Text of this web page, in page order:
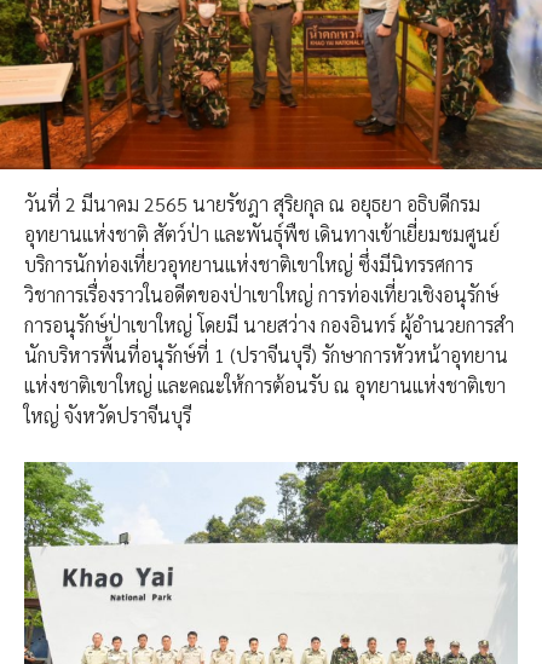
วันที่ 2 มีนาคม​ 2565 นายรัชฎา สุริยกุล ณ อยุธยา​ อธิบดี​กรม​
อุทยาน​แห่งชาติ​ สัตว์ป่า​ และ​พันธุ์พืช​ เดินทางเข้าเยี่ยมชมศูนย์​
บริการ​นัก​ท่องเที่ยว​อุทยาน​แห่งชาติ​เขา​ใหญ่ ซึ่งมีนิทรรศการ​
วิชาการเรื่องราวในอดีตของป่าเขาใหญ่ การท่องเที่ยวเชิงอนุรักษ์
การอนุรักษ์ป่าเขาใหญ่ โดยมี นายสว่าง กองอินทร์ ผู้อำนว​ยการ​สำ​
นัก​บริหาร​พื้นที่​อนุ​รัก​ษ์ที่​ 1​ (ปราจีนบุรี) รักษา​การ​หัวหน้า​อุทยาน​
แห่งชาติ​เขา​ใหญ่ ​และคณะ​ให้การต้อนรับ ณ อุทยาน​แห่งชาติ​เขา​
ใหญ่ จังหวัดปราจีนบุรี